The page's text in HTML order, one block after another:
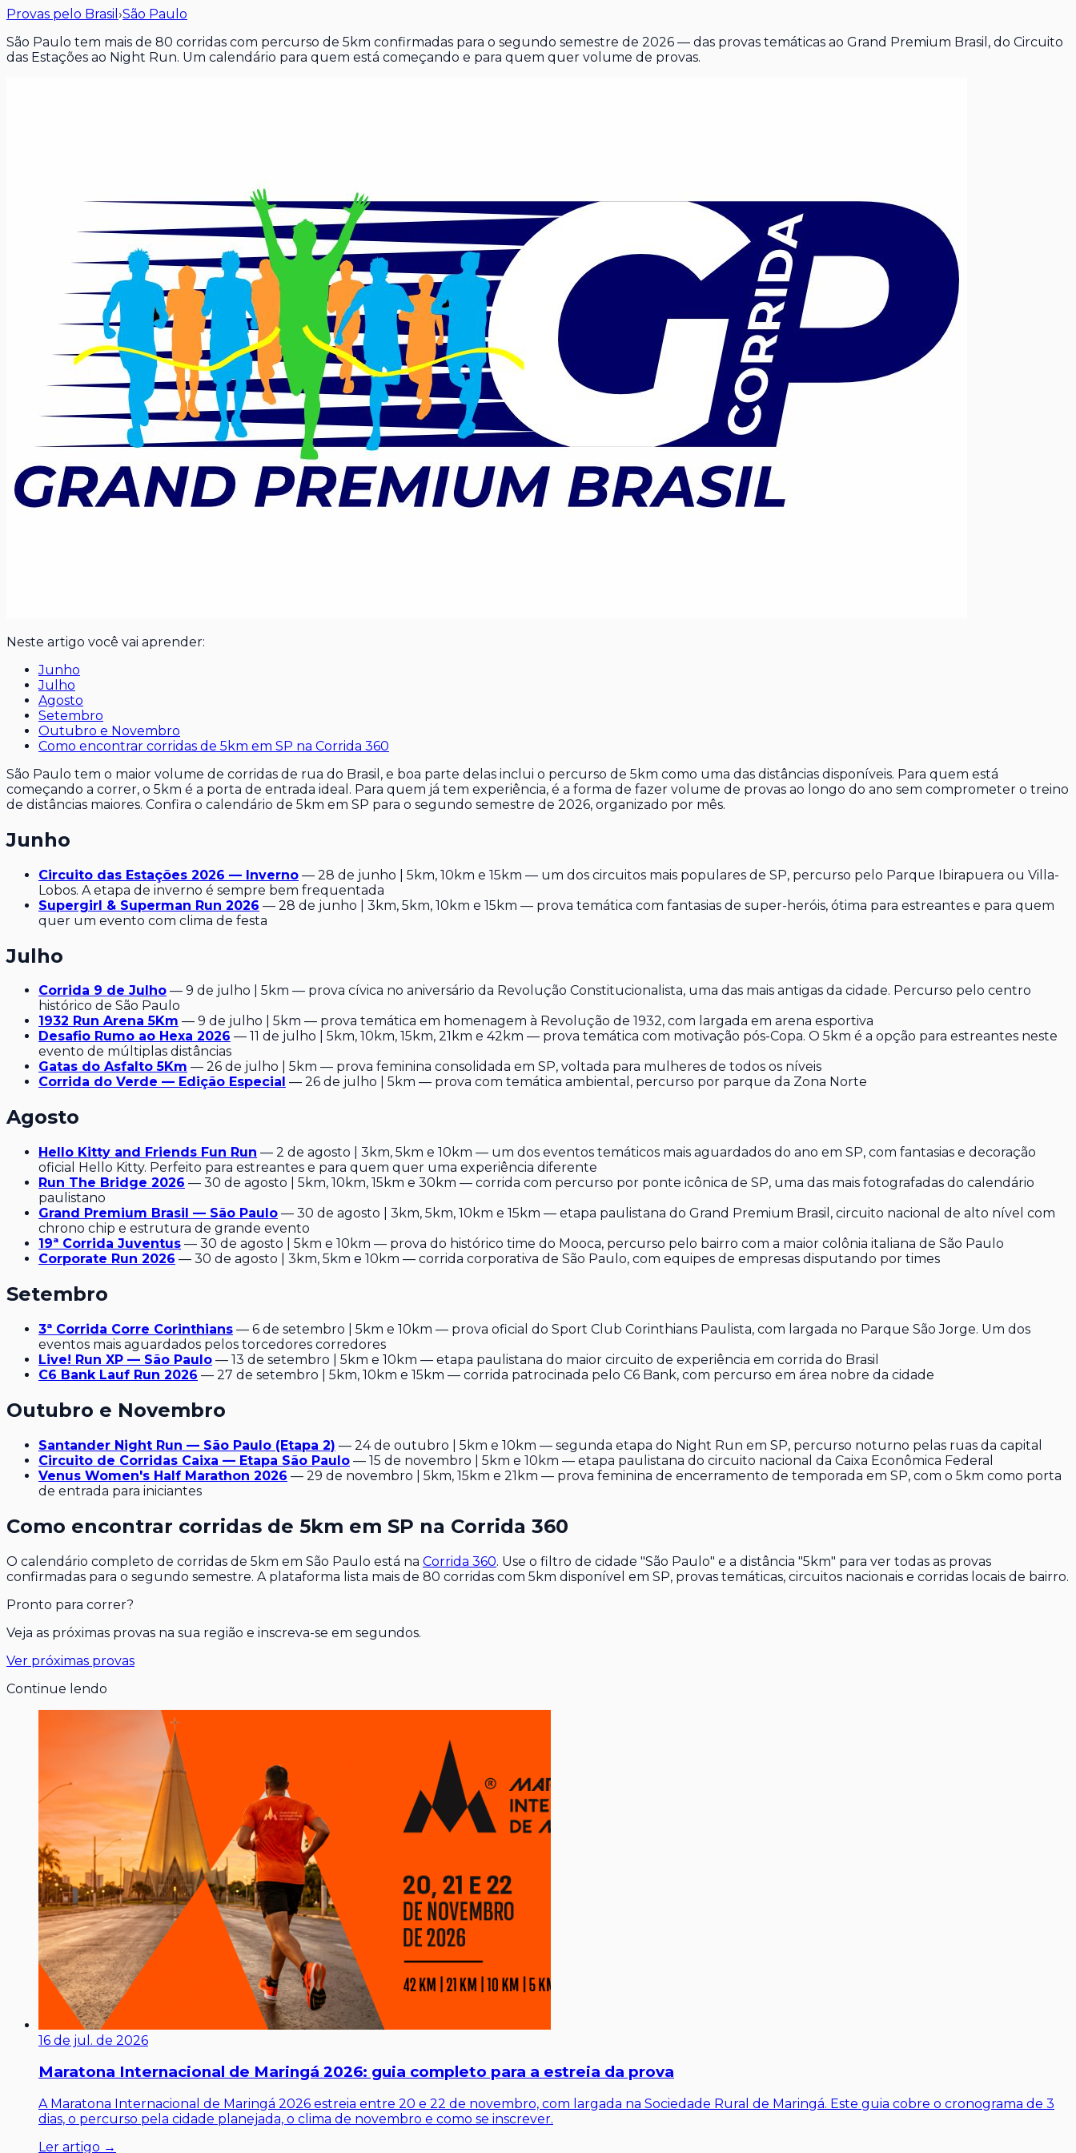
Provas pelo Brasil ›São Paulo
São Paulo tem mais de 80 corridas com percurso de 5km confirmadas para o segundo semestre de 2026 — das provas temáticas ao Grand Premium Brasil, do Circuito
das Estações ao Night Run. Um calendário para quem está começando e para quem quer volume de provas.
Neste artigo você vai aprender:
Junho
Julho
Agosto
Setembro
Outubro e Novembro
Como encontrar corridas de 5km em SP na Corrida 360
São Paulo tem o maior volume de corridas de rua do Brasil, e boa parte delas inclui o percurso de 5km como uma das distâncias disponíveis. Para quem está
começando a correr, o 5km é a porta de entrada ideal. Para quem já tem experiência, é a forma de fazer volume de provas ao longo do ano sem comprometer o treino
de distâncias maiores. Confira o calendário de 5km em SP para o segundo semestre de 2026, organizado por mês.
Junho
Circuito das Estações 2026 — Inverno — 28 de junho | 5km, 10km e 15km — um dos circuitos mais populares de SP, percurso pelo Parque Ibirapuera ou Villa-
Lobos. A etapa de inverno é sempre bem frequentada
Supergirl & Superman Run 2026 — 28 de junho | 3km, 5km, 10km e 15km — prova temática com fantasias de super-heróis, ótima para estreantes e para quem
quer um evento com clima de festa
Julho
Corrida 9 de Julho — 9 de julho | 5km — prova cívica no aniversário da Revolução Constitucionalista, uma das mais antigas da cidade. Percurso pelo centro
histórico de São Paulo
1932 Run Arena 5Km — 9 de julho | 5km — prova temática em homenagem à Revolução de 1932, com largada em arena esportiva
Desafio Rumo ao Hexa 2026 — 11 de julho | 5km, 10km, 15km, 21km e 42km — prova temática com motivação pós-Copa. O 5km é a opção para estreantes neste
evento de múltiplas distâncias
Gatas do Asfalto 5Km — 26 de julho | 5km — prova feminina consolidada em SP, voltada para mulheres de todos os níveis
Corrida do Verde — Edição Especial — 26 de julho | 5km — prova com temática ambiental, percurso por parque da Zona Norte
Agosto
Hello Kitty and Friends Fun Run — 2 de agosto | 3km, 5km e 10km — um dos eventos temáticos mais aguardados do ano em SP, com fantasias e decoração
oficial Hello Kitty. Perfeito para estreantes e para quem quer uma experiência diferente
Run The Bridge 2026 — 30 de agosto | 5km, 10km, 15km e 30km — corrida com percurso por ponte icônica de SP, uma das mais fotografadas do calendário
paulistano
Grand Premium Brasil — São Paulo — 30 de agosto | 3km, 5km, 10km e 15km — etapa paulistana do Grand Premium Brasil, circuito nacional de alto nível com
chrono chip e estrutura de grande evento
19ª Corrida Juventus — 30 de agosto | 5km e 10km — prova do histórico time do Mooca, percurso pelo bairro com a maior colônia italiana de São Paulo
Corporate Run 2026 — 30 de agosto | 3km, 5km e 10km — corrida corporativa de São Paulo, com equipes de empresas disputando por times
Setembro
3ª Corrida Corre Corinthians — 6 de setembro | 5km e 10km — prova oficial do Sport Club Corinthians Paulista, com largada no Parque São Jorge. Um dos
eventos mais aguardados pelos torcedores corredores
Live! Run XP — São Paulo — 13 de setembro | 5km e 10km — etapa paulistana do maior circuito de experiência em corrida do Brasil
C6 Bank Lauf Run 2026 — 27 de setembro | 5km, 10km e 15km — corrida patrocinada pelo C6 Bank, com percurso em área nobre da cidade
Outubro e Novembro
Santander Night Run — São Paulo (Etapa 2) — 24 de outubro | 5km e 10km — segunda etapa do Night Run em SP, percurso noturno pelas ruas da capital
Circuito de Corridas Caixa — Etapa São Paulo — 15 de novembro | 5km e 10km — etapa paulistana do circuito nacional da Caixa Econômica Federal
Venus Women's Half Marathon 2026 — 29 de novembro | 5km, 15km e 21km — prova feminina de encerramento de temporada em SP, com o 5km como porta
de entrada para iniciantes
Como encontrar corridas de 5km em SP na Corrida 360
O calendário completo de corridas de 5km em São Paulo está na Corrida 360. Use o filtro de cidade "São Paulo" e a distância "5km" para ver todas as provas
confirmadas para o segundo semestre. A plataforma lista mais de 80 corridas com 5km disponível em SP, provas temáticas, circuitos nacionais e corridas locais de bairro.
Pronto para correr?
Veja as próximas provas na sua região e inscreva-se em segundos.
Ver próximas provas
Continue lendo
16 de jul. de 2026
Maratona Internacional de Maringá 2026: guia completo para a estreia da prova
A Maratona Internacional de Maringá 2026 estreia entre 20 e 22 de novembro, com largada na Sociedade Rural de Maringá. Este guia cobre o cronograma de 3
dias, o percurso pela cidade planejada, o clima de novembro e como se inscrever.
Ler artigo →